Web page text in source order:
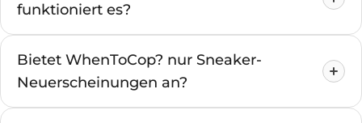
funktioniert es?
Bietet WhenToCop? nur Sneaker-
Neuerscheinungen an?